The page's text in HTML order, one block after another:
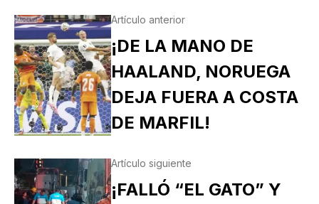
Artículo anterior
¡DE LA MANO DE
HAALAND, NORUEGA
DEJA FUERA A COSTA
DE MARFIL!
Artículo siguiente
¡FALLÓ “EL GATO” Y